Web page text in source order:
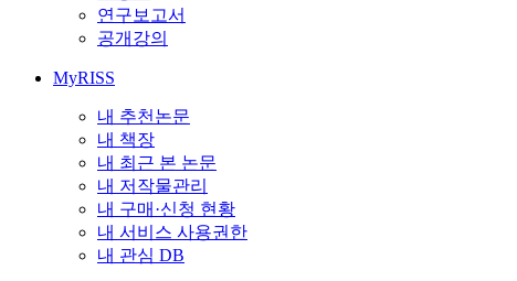
연구보고서
공개강의
MyRISS
내 추천논문
내 책장
내 최근 본 논문
내 저작물관리
내 구매·신청 현황
내 서비스 사용권한
내 관심 DB